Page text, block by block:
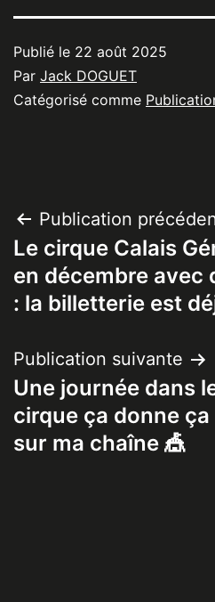
Publié le 22 août 2025
Par Jack DOGUET
Catégorisé comme
Navigation
de
l’article
Publication
Le cirque Calais
en décembre avec
: la billetterie est
Publication suivante
Une journée dans
cirque ça donne
sur ma chaîne 🎪